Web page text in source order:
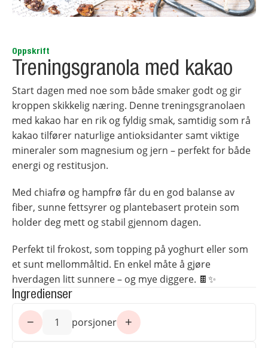
Oppskrift
Treningsgranola med kakao
Start dagen med noe som både smaker godt og gir
kroppen skikkelig næring. Denne treningsgranolaen
med kakao har en rik og fyldig smak, samtidig som rå
kakao tilfører naturlige antioksidanter samt viktige
mineraler som magnesium og jern – perfekt for både
energi og restitusjon.
Med chiafrø og hampfrø får du en god balanse av
fiber, sunne fettsyrer og plantebasert protein som
holder deg mett og stabil gjennom dagen.
Perfekt til frokost, som topping på yoghurt eller som
et sunt mellommåltid. En enkel måte å gjøre
hverdagen litt sunnere – og mye diggere. 🍫✨
Ingredienser
− 1 porsjoner +